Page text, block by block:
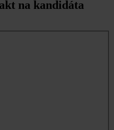
na kandidáta